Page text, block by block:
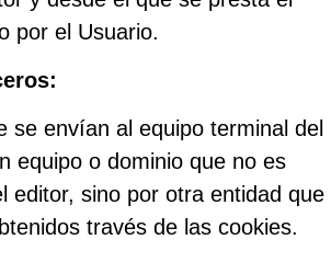
por el Usuario.
se envían al equipo terminal del
equipo o dominio que no es
editor, sino por otra entidad que
través de las cookies.